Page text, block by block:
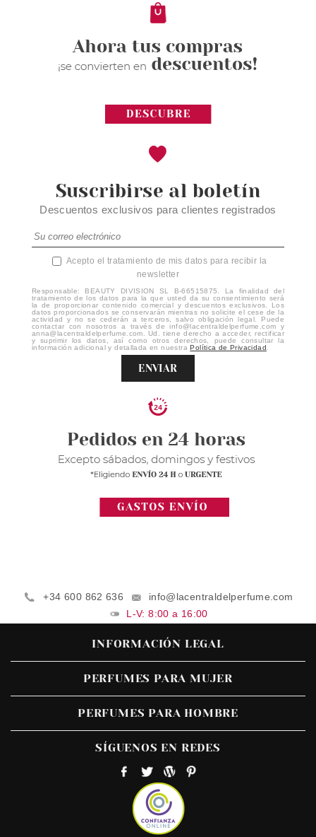
Suscribirse al boletín
Descuentos exclusivos para clientes registrados
Acepto el tratamiento de mis datos para recibir la
newsletter
Responsable: BEAUTY DIVISION SL B-66515875. La finalidad del
tratamiento de los datos para la que usted da su consentimiento será
la de proporcionar contenido comercial y descuentos exclusivos. Los
datos proporcionados se conservarán mientras no solicite el cese de la
actividad y no se cederán a terceros, salvo obligación legal. Puede
contactar con nosotros a través de info@lacentraldelperfume.com y
anna@lacentraldelperfume.com. Ud. tiene derecho a acceder, rectificar
y suprimir los datos, así como otros derechos, puede consultar la
información adicional y detallada en nuestraPolítica de Privacidad
ENVIAR
+34 600 862 636
info@lacentraldelperfume.com
L-V: 8:00 a 16:00
INFORMACIÓN LEGAL
PERFUMES PARA MUJER
PERFUMES PARA HOMBRE
SÍGUENOS EN REDES